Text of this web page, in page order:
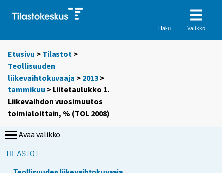
Haku Valikko
Etusivu > Tilastot >
Teollisuuden
liikevaihtokuvaaja > 2013 >
tammikuu > Liitetaulukko 1.
Liikevaihdon vuosimuutos
toimialoittain, % (TOL 2008)
Avaa valikko
TILASTOT
Teollisuuden liikevaihtokuvaaja